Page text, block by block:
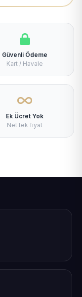
Güvenli Ödeme
Kart / Havale
Ek Ücret Yok
Net tek fiyat